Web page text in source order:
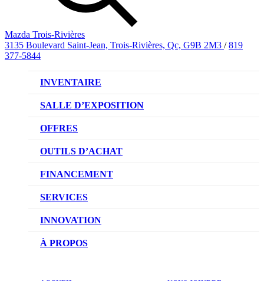
Mazda Trois-Rivières
3135 Boulevard Saint-Jean, Trois-Rivières, Qc, G9B 2M3 / 819
377-5844
INVENTAIRE
VÉHICULES NEUFS
VÉHICULES D’OCCASION
SALLE D’EXPOSITION
OFFRES
OFFRES DU CONCESSIONNAIRE
OUTILS D’ACHAT
CONFIGUREZ VOTRE VÉHICULE
RÉSERVEZ UN ESSAI ROUTIER
DEMANDEZ UN PRIX
FINANCEMENT
NOTRE DIFFÉRENCE
DEMANDE DE CRÉDIT AUTO
SERVICES
NOTRE PROMESSE
PRENDRE UN RENDEZ-VOUS
INNOVATION
TECHNOLOGIE SKYACTIV
À PROPOS